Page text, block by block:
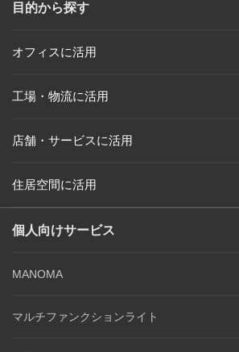
目的から探す
オフィスに活用
工場・物流に活用
店舗・サービスに活用
住居空間に活用
個人向けサービス
MANOMA
マルチファンクションライト